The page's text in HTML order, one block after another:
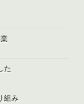
た
組み